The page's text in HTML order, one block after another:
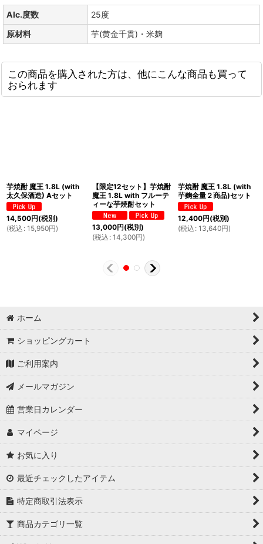
Alc.度数
25度
原材料
芋(黄金千貫)・米麹
この商品を購入された方は、他にこんな商品も買って
おられます
芋焼酎 魔王 1.8L (with
太久保酒造) Aセット
14,500円(税別)
(税込 : 15,950円)
【限定12セット】芋焼酎
魔王 1.8L with フルーテ
ィーな芋焼酎セット
13,000円(税別)
(税込 : 14,300円)
芋焼酎 魔王 1.8L (with
芋麴全量２商品)セット
12,400円(税別)
(税込 : 13,640円)
ホーム
ショッピングカート
ご利用案内
メールマガジン
営業日カレンダー
マイページ
お気に入り
最近チェックしたアイテム
特定商取引法表示
商品カテゴリ一覧